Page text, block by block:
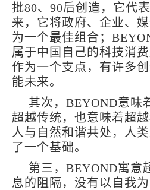
批80、90后创造，它代
来，它将政府、企业、
为一个最佳组合；
属于中国自己的科技消
作为一个支点，有许多
能未来。
其次，BEYOND意味
超越传统，也意味着超
人与自然和谐共处，人
了一个基础。
第三，BEYOND寓意
息的阻隔，没有以自我